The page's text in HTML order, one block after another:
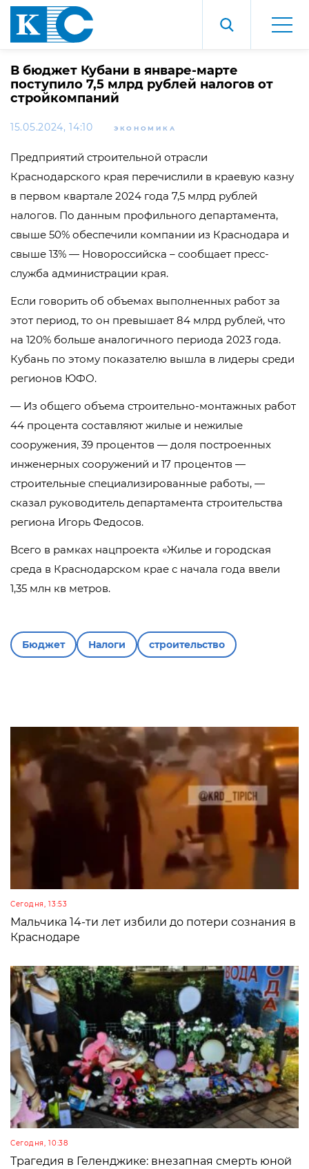
В бюджет Кубани в январе-марте
поступило 7,5 млрд рублей налогов от
стройкомпаний
15.05.2024, 14:10 ЭКОНОМИКА
Предприятий строительной отрасли
Краснодарского края перечислили в краевую казну
в первом квартале 2024 года 7,5 млрд рублей
налогов. По данным профильного департамента,
свыше 50% обеспечили компании из Краснодара и
свыше 13% — Новороссийска – сообщает пресс-
служба администрации края.
Если говорить об объемах выполненных работ за
этот период, то он превышает 84 млрд рублей, что
на 120% больше аналогичного периода 2023 года.
Кубань по этому показателю вышла в лидеры среди
регионов ЮФО.
— Из общего объема строительно-монтажных работ
44 процента составляют жилые и нежилые
сооружения, 39 процентов — доля построенных
инженерных сооружений и 17 процентов —
строительные специализированные работы, —
сказал руководитель департамента строительства
региона Игорь Федосов.
Всего в рамках нацпроекта «Жилье и городская
среда в Краснодарском крае с начала года ввели
1,35 млн кв метров.
Бюджет Налоги строительство
Сегодня, 13:53
Мальчика 14-ти лет избили до потери сознания в
Краснодаре
Сегодня, 10:38
Трагедия в Геленджике: внезапная смерть юной